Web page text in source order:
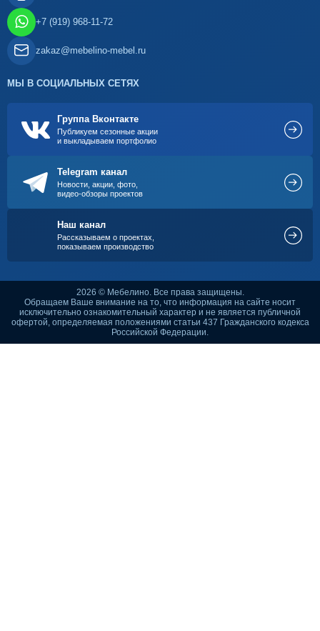
+7 (919) 968-11-72
zakaz@mebelino-mebel.ru
МЫ В СОЦИАЛЬНЫХ СЕТЯХ
Группа Вконтакте
Публикуем сезонные акции
и выкладываем портфолио
Telegram канал
Новости, акции, фото,
видео-обзоры проектов
Наш канал
Рассказываем о проектах,
показываем производство
2026 © Мебелино. Все права защищены.
Обращаем Ваше внимание на то, что информация на сайте носит
исключительно ознакомительный характер и не является публичной
офертой, определяемая положениями статьи 437 Гражданского кодекса
Российской Федерации.